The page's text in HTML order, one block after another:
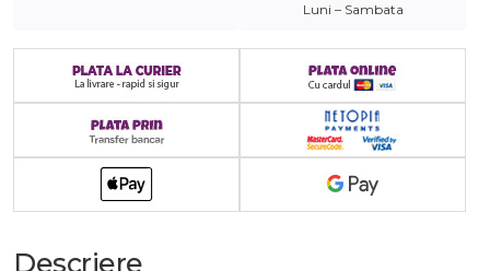
Luni – Sambata
Descriere